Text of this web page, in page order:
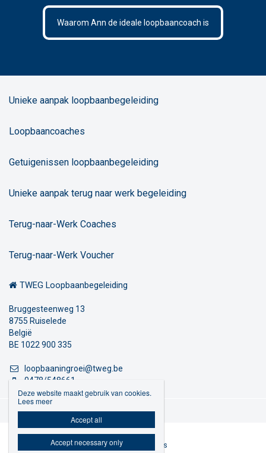
Waarom Ann de ideale loopbaancoach is
Unieke aanpak loopbaanbegeleiding
Loopbaancoaches
Getuigenissen loopbaanbegeleiding
Unieke aanpak terug naar werk begeleiding
Terug-naar-Werk Coaches
Terug-naar-Werk Voucher
TWEG Loopbaanbegeleiding
Bruggesteenweg 13
8755 Ruiselede
België
BE 1022 900 335
loopbaaningroei@tweg.be
0478/548661
Privacybeleid
Website door Livalos
Deze website maakt gebruik van cookies.
Lees meer
Accept all
Accept necessary only